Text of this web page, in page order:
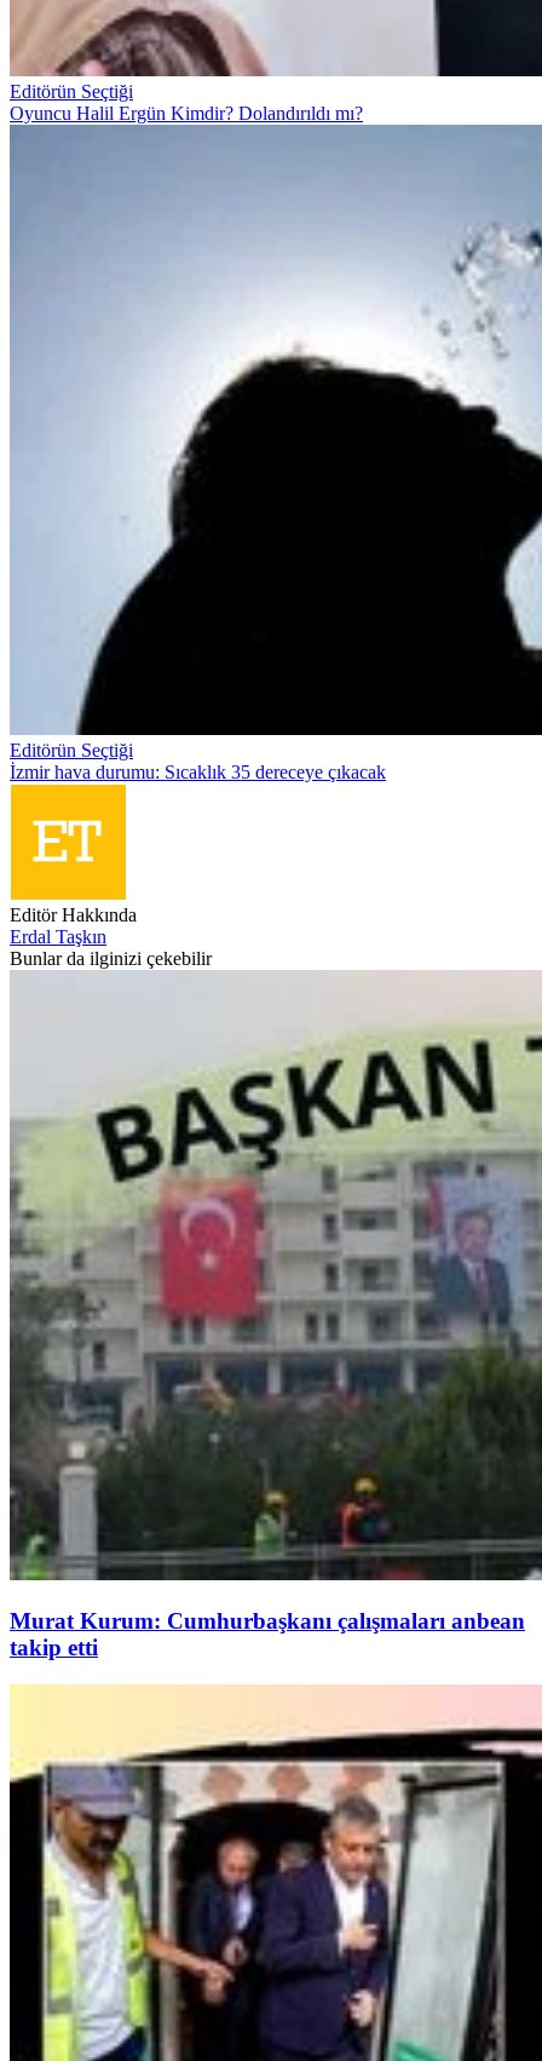
Editörün Seçtiği
Oyuncu Halil Ergün Kimdir? Dolandırıldı mı?
Editörün Seçtiği
İzmir hava durumu: Sıcaklık 35 dereceye çıkacak
Editör Hakkında
Erdal Taşkın
Bunlar da ilginizi çekebilir
Murat Kurum: Cumhurbaşkanı çalışmaları anbean
takip etti